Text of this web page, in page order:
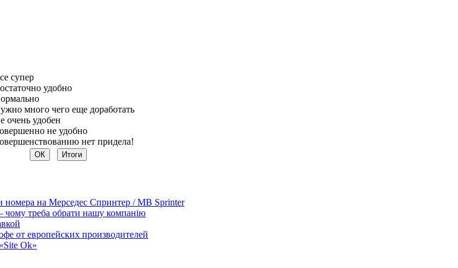
супер
удобно
много чего еще доработать
очень удобен
не удобно
нет придела!
номера на Мерседес Спринтер / MB Sprinter
чому треба обрати нашу компанію
от европейских производителей
Ok‎»